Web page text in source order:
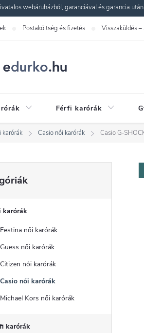
webáruházból, garanciával és garancia
Postaköltség és fizetés Visszaküldés –
Férfi karórák
karórák Casio női karórák Casio G-
karórák
Festina női karórák
Guess női karórák
Citizen női karórák
Casio női karórák
Michael Kors női karórák
karórák